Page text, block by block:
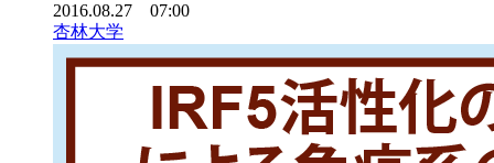
2016.08.27 07:00
杏林大学